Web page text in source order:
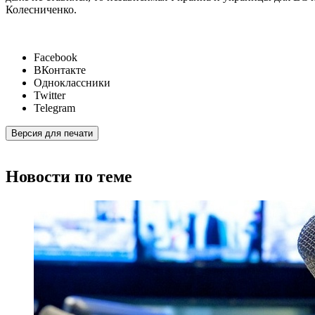
Колесниченко.
Facebook
ВКонтакте
Одноклассники
Twitter
Telegram
Версия для печати
Новости по теме